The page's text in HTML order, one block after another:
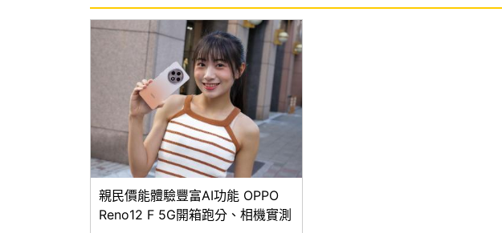
親民價能體驗豐富AI功能 OPPO
Reno12 F 5G開箱跑分、相機實測